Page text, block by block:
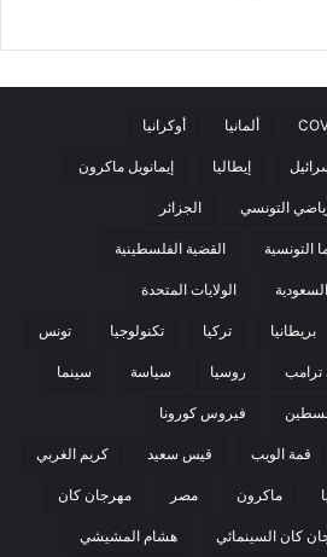
ألمانيا أوكرانيا
إيطاليا إيمانويل ماكرون
التونسي الجزائر
التونسية القضية الفلسطينية
الولايات المتحدة
بريطانيا تركيا تكنولوجيا تونس
ترامب روسيا سياسة سينما
فيروس كورونا
قمة الويب قيس سعيد كريم الغربي
ماكرون مصر مهرجان كان
كان السينمائي هشام المشيشي